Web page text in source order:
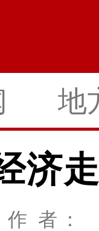
地
济
作 者